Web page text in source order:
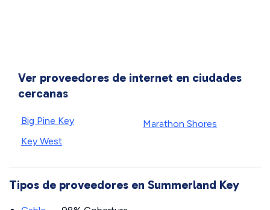
Ver proveedores de internet en ciudades
cercanas
Big Pine Key
Key West
Marathon Shores
Tipos de proveedores en Summerland Key